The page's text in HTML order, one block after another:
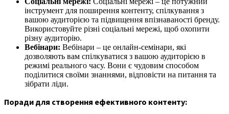
інструмент для поширення контенту, спілкування з
вашою аудиторією та підвищення впізнаваності бренду.
Використовуйте різні соціальні мережі, щоб охопити
різну аудиторію.
Вебінари: Вебінари – це онлайн-семінари, які
дозволяють вам спілкуватися з вашою аудиторією в
режимі реального часу. Вони є чудовим способом
поділитися своїми знаннями, відповісти на питання та
зібрати ліди.
Поради для створення ефективного контенту: